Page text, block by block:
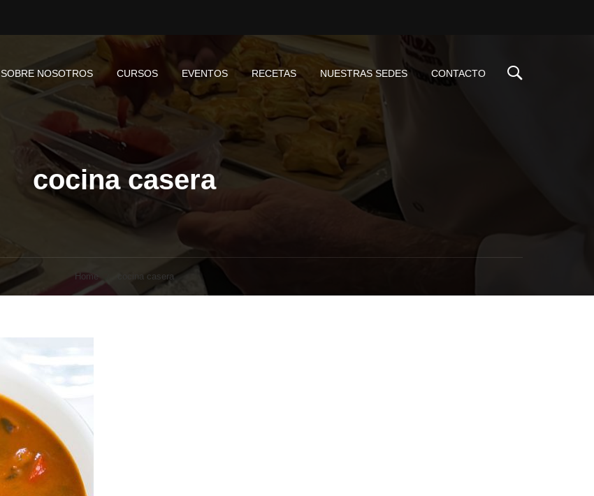
SOBRE NOSOTROS CURSOS EVENTOS RECETAS NUESTRAS SEDES CONTACTO
cocina casera
Home cocina casera